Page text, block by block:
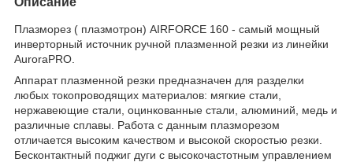
Плазморез ( плазмотрон) AIRFORCE 160 - самый мощный
инверторный источник ручной плазменной резки из линейки
AuroraPRO.
Аппарат плазменной резки предназначен для разделки
любых токопроводящих материалов: мягкие стали,
нержавеющие стали, оцинкованные стали, алюминий, медь и
различные сплавы. Работа с данным плазморезом
отличается высоким качеством и высокой скоростью резки.
Бесконтактный поджиг дуги с высокочастотным управлением